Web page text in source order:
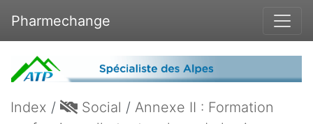
Pharmechange
Index / Social / Annexe II : Formation